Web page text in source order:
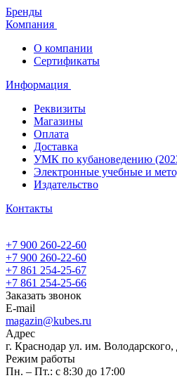
Бренды
Компания
О компании
Сертификаты
Информация
Реквизиты
Магазины
Oплата
Доставка
УМК по кубановедению
Электронные учебные и
Издательство
Контакты
+7 900 260-22-60
+7 900 260-22-60
+7 861 254-25-67
+7 861 254-25-66
Заказать звонок
E-mail
magazin@kubes.ru
Адрес
г. Краснодар ул. им. Володарского,
Режим работы
Пн. – Пт.: с 8:30 до 17:00